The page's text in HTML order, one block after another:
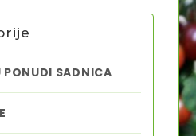
PONUDI SADNICA